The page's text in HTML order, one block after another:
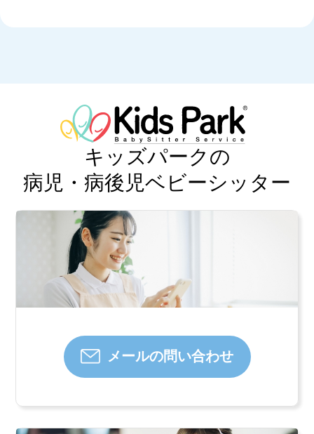
2025.09.20
復園・登園のタイミン
グって？病後のケアと
の健康管理
2024.07.28
夏の感染症に注意しま
しょう④ 咽頭結膜熱
キッズパークの
病児・病後児ベビーシッター
メールの問い合わせ